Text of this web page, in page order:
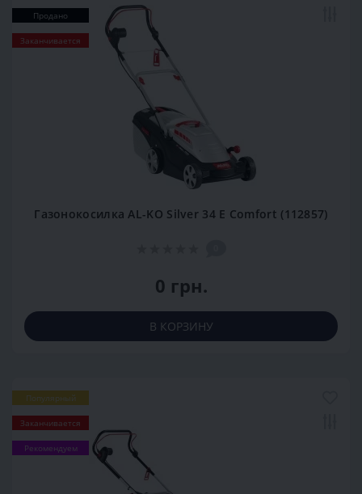
Продано
Заканчивается
Газонокосилка AL-KO Silver 34 E Comfort (112857)
0 грн.
В КОРЗИНУ
Популярный
Заканчивается
Рекомендуем